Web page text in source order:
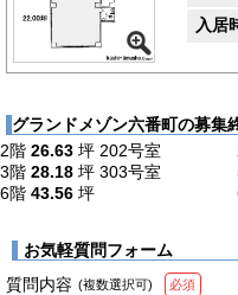
入居
グランドメゾン六番町の募集
2階 26.63 坪 202号室
3階 28.18 坪 303号室
6階 43.56 坪
お気軽質問フォーム
質問内容 (複数選択可) 必須